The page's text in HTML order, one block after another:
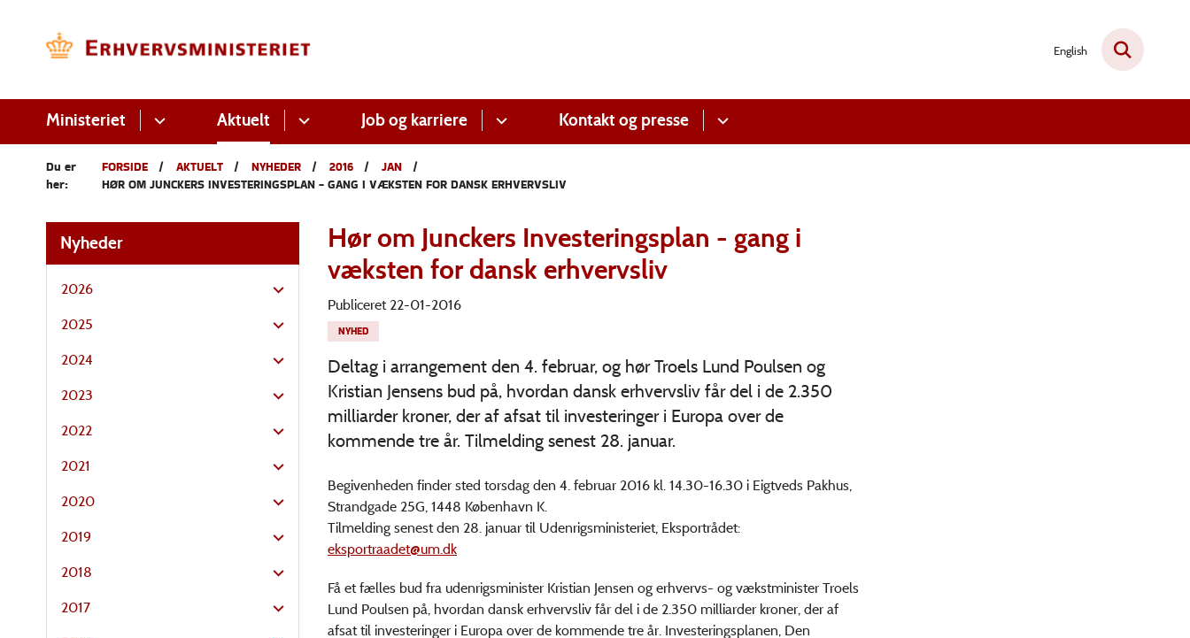
English
Ministeriet Aktuelt Job og karriere Kontakt og presse
Du er
her:
FORSIDE AKTUELT NYHEDER 2016
JAN
HØR OM JUNCKERS INVESTERINGSPLAN - GANG I VÆKSTEN FOR DANSK ERHVERVSLIV
Nyheder
2026
2025
2024
2023
2022
2021
2020
2019
2018
2017
Hør om Junckers Investeringsplan - gang i
væksten for dansk erhvervsliv
Publiceret 22-01-2016
NYHED
Deltag i arrangement den 4. februar, og hør Troels Lund Poulsen og
Kristian Jensens bud på, hvordan dansk erhvervsliv får del i de 2.350
milliarder kroner, der af afsat til investeringer i Europa over de
kommende tre år. Tilmelding senest 28. januar.
Begivenheden finder sted torsdag den 4. februar 2016 kl. 14.30-16.30 i Eigtveds Pakhus,
Strandgade 25G, 1448 København K.
Tilmelding senest den 28. januar til Udenrigsministeriet, Eksportrådet:
eksportraadet@um.dk
Få et fælles bud fra udenrigsminister Kristian Jensen og erhvervs- og vækstminister Troels
Lund Poulsen på, hvordan dansk erhvervsliv får del i de 2.350 milliarder kroner, der af
afsat til investeringer i Europa over de kommende tre år. Investeringsplanen, Den